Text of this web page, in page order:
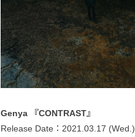
Genya 『CONTRAST』
Release Date：2021.03.17 (Wed.)